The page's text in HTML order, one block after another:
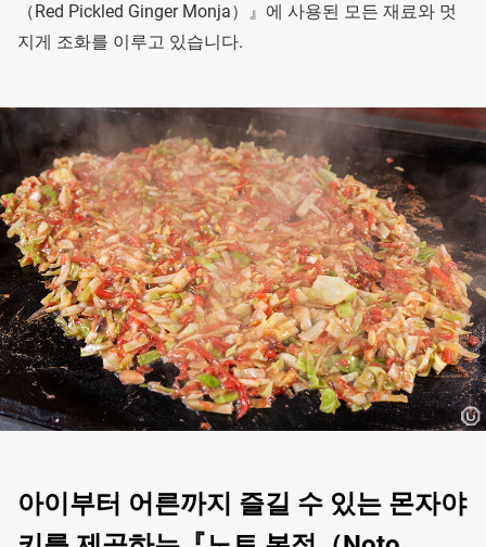
（Red Pickled Ginger Monja）』에 사용된 모든 재료와 멋
지게 조화를 이루고 있습니다.
아이부터 어른까지 즐길 수 있는 몬자야